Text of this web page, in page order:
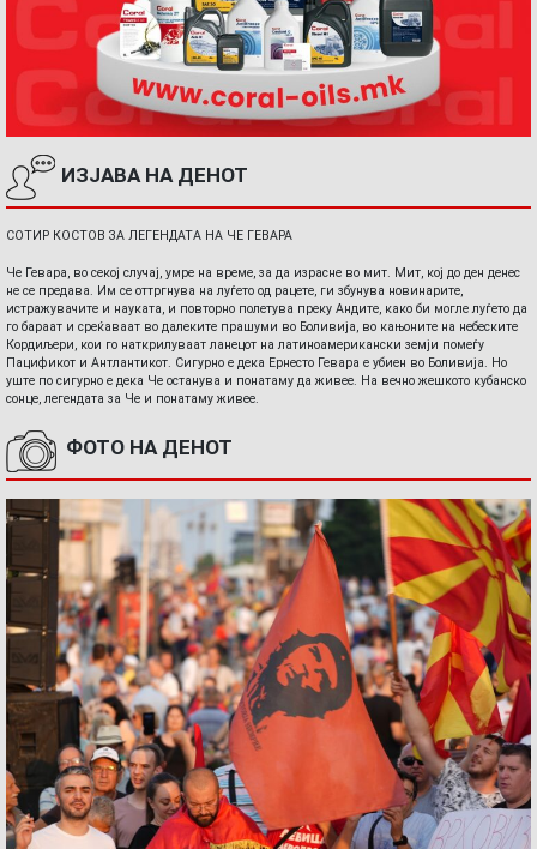
ИЗЈАВА НА ДЕНОТ
СОТИР КОСТОВ ЗА ЛЕГЕНДАТА НА ЧЕ ГЕВАРА
Че Гевара, во секој случај, умре на време, за да израсне во мит. Мит, кој до ден денес
не се предава. Им се оттргнува на луѓето од рацете, ги збунува новинарите,
истражувачите и науката, и повторно полетува преку Андите, како би могле луѓето да
го бараат и среќаваат во далеките прашуми во Боливија, во кањоните на небеските
Кордиљери, кои го наткрилуваат ланецот на латиноамерикански земји помеѓу
Пацификот и Антлантикот. Сигурно е дека Ернесто Гевара е убиен во Боливија. Но
уште по сигурно е дека Че останува и понатаму да живее. На вечно жешкото кубанско
сонце, легендата за Че и понатаму живее.
ФОТО НА ДЕНОТ